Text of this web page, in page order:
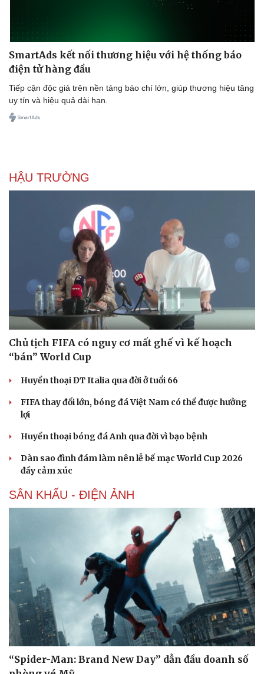
Văn hóa
Di sản
Thời trang
Sao Việt
SmartAds kết nối thương hiệu với hệ thống báo
điện tử hàng đầu
Tiếp cận độc giả trên nền tảng báo chí lớn, giúp thương hiệu tăng
uy tín và hiệu quả dài hạn.
HẬU TRƯỜNG
Chủ tịch FIFA có nguy cơ mất ghế vì kế hoạch
“bán” World Cup
Huyền thoại ĐT Italia qua đời ở tuổi 66
FIFA thay đổi lớn, bóng đá Việt Nam có thể được hưởng
lợi
Huyền thoại bóng đá Anh qua đời vì bạo bệnh
Dàn sao đình đám làm nên lễ bế mạc World Cup 2026
đầy cảm xúc
SÂN KHẤU - ĐIỆN ẢNH
“Spider-Man: Brand New Day” dẫn đầu doanh số